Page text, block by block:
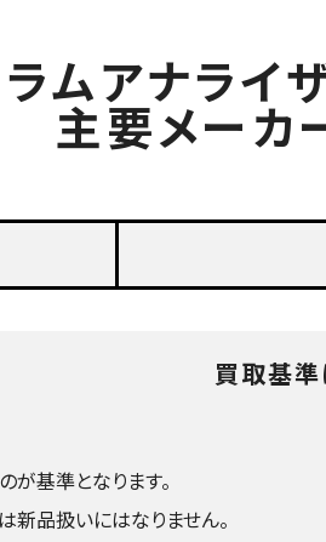
ムアナライ
主要メーカ
買取基準
基準となります。
新品扱いにはなりません。